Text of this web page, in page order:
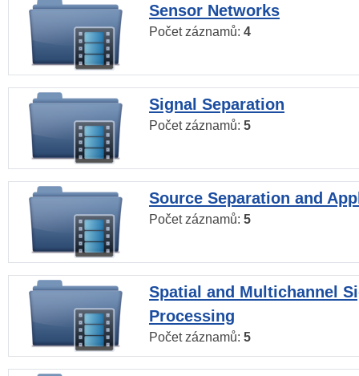
Sensor Networks
Počet záznamů: 4
Signal Separation
Počet záznamů: 5
Source Separation and
Počet záznamů: 5
Spatial and Multichannel
Processing
Počet záznamů: 5